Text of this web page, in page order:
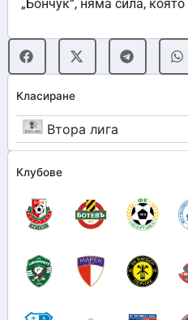
Класиране
Втора лига
Клубове
„Бончук“, няма сила,